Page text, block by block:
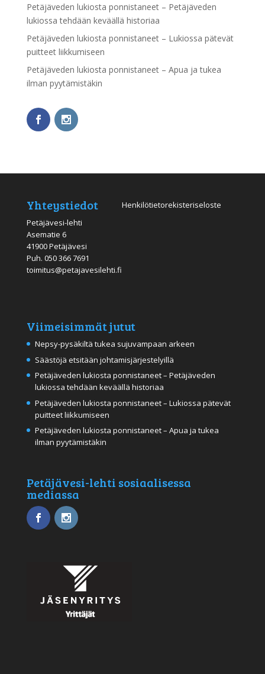
Petäjäveden lukiosta ponnistaneet – Petäjäveden
lukiossa tehdään keväällä historiaa
Petäjäveden lukiosta ponnistaneet – Lukiossa pätevät
puitteet liikkumiseen
Petäjäveden lukiosta ponnistaneet – Apua ja tukea
ilman pyytämistäkin
Yhteystiedot
Petäjävesi-lehti
Asematie 6
41900 Petäjävesi
Puh. 050 366 7691
toimitus@petajavesilehti.fi
Henkilötietorekisteriseloste
Viimeisimmät jutut
Nepsy-pysäkiltä tukea sujuvampaan arkeen
Säästöjä etsitään johtamisjärjestelyillä
Petäjäveden lukiosta ponnistaneet – Petäjäveden
lukiossa tehdään keväällä historiaa
Petäjäveden lukiosta ponnistaneet – Lukiossa pätevät
puitteet liikkumiseen
Petäjäveden lukiosta ponnistaneet – Apua ja tukea
ilman pyytämistäkin
Petäjävesi-lehti sosiaalisessa
mediassa